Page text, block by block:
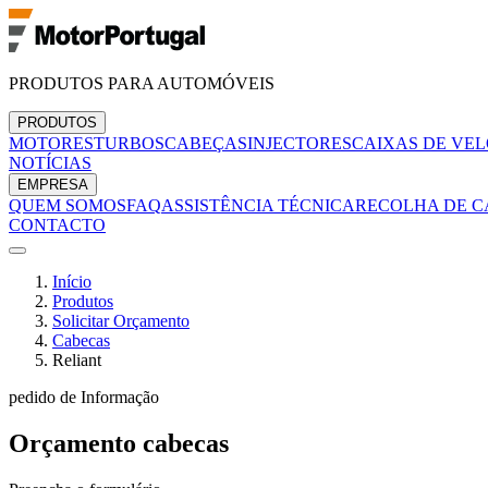
PRODUTOS PARA AUTOMÓVEIS
PRODUTOS
MOTORESTURBOSCABEÇASINJECTORESCAIXAS DE
NOTÍCIAS
EMPRESA
QUEM SOMOSFAQASSISTÊNCIA TÉCNICARECOLHA DE
CONTACTO
Início
Produtos
Solicitar Orçamento
Cabecas
Reliant
pedido de Informação
Orçamento cabecas